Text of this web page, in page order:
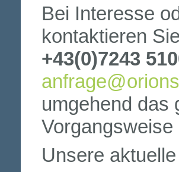
Bei Interesse
kontaktieren
+43(0)7243
umgehend das
Unsere